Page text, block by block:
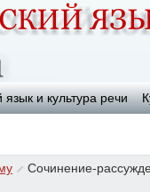
язык и культура речи
Сочинение-